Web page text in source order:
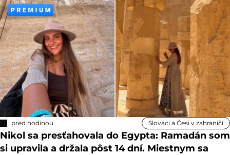
pred hodinou Slováci a Česi v zahraničí
Nikol sa presťahovala do Egypta: Ramadán som
si upravila a držala pôst 14 dní. Miestnym sa